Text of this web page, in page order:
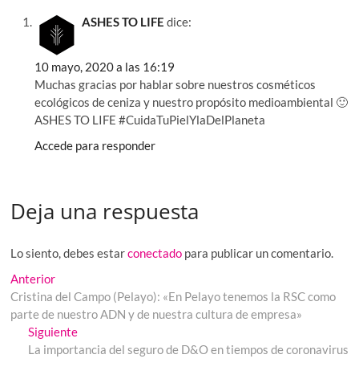
ASHES TO LIFE dice:
10 mayo, 2020 a las 16:19
Muchas gracias por hablar sobre nuestros cosméticos
ecológicos de ceniza y nuestro propósito medioambiental 🙂
ASHES TO LIFE #CuidaTuPielYlaDelPlaneta
Accede para responder
Deja una respuesta
Lo siento, debes estarconectado para publicar un comentario.
Navegación
de
entradas
AnteriorEntrada
anterior:
Cristina del Campo (Pelayo): «En Pelayo tenemos la RSC como
parte de nuestro ADN y de nuestra cultura de empresa»
SiguienteEntrada
siguiente:
La importancia del seguro de D&O en tiempos de coronavirus